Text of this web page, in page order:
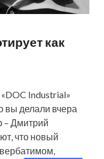
как
Industrial»
вы делали вчера
– Дмитрий
что новый